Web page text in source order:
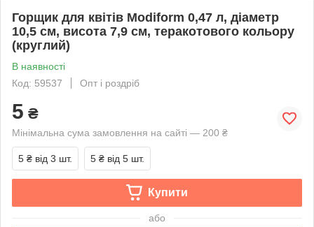
Горщик для квітів Мodiform 0,47 л, діаметр
10,5 см, висота 7,9 см, теракотового кольору
(круглий)
В наявності
Код: 59537
Опт і роздріб
5 ₴
Мінімальна сума замовлення на сайті — 200 ₴
5 ₴ від 3 шт. 5 ₴ від 5 шт.
Купити
або